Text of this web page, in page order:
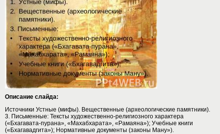
Описание слайда:
Источники Устные (мифы). Вещественные (археологические памятники).
3. Письменные: Тексты художественно-религиозного характера
(«Бхагавата-пурана», «Махабхарата», «Рамаяна»); Учебные книги
(«Бхагавадгита»); Нормативные документы (законы Ману»).